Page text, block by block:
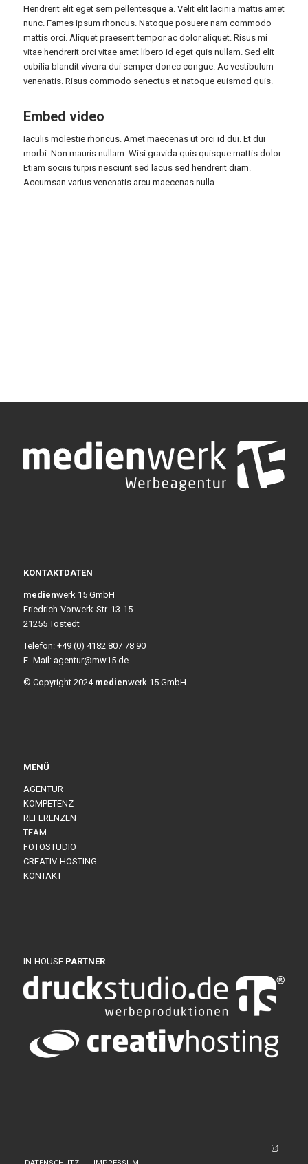
Hendrerit elit eget sem pellentesque a. Velit elit lacinia mattis amet
nunc. Fames ipsum rhoncus. Natoque posuere nam commodo
mattis orci. Aliquet praesent tempor ac dolor aliquet. Risus mi
vitae hendrerit orci vitae amet libero id eget quis nullam. Sed elit
cubilia blandit viverra dui semper donec congue. Ac vestibulum
venenatis. Risus commodo senectus et natoque euismod quis.
Embed video
Iaculis molestie rhoncus. Amet maecenas ut orci id dui. Et dui
morbi. Non mauris nullam. Wisi gravida quis quisque mattis dolor.
Etiam sociis turpis nesciunt sed lacus sed hendrerit diam.
Accumsan varius venenatis arcu maecenas nulla.
KONTAKTDATEN
medienwerk 15 GmbH
Friedrich-Vorwerk-Str. 13-15
21255 Tostedt
Telefon: +49 (0) 4182 807 78 90
E- Mail: agentur@mw15.de
© Copyright 2024 medienwerk 15 GmbH
MENÜ
AGENTUR
KOMPETENZ
REFERENZEN
TEAM
FOTOSTUDIO
CREATIV-HOSTING
KONTAKT
IN-HOUSE PARTNER